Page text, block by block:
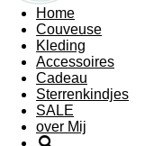
Home
Couveuse
Kleding
Accessoires
Cadeau
Sterrenkindjes
SALE
over Mij